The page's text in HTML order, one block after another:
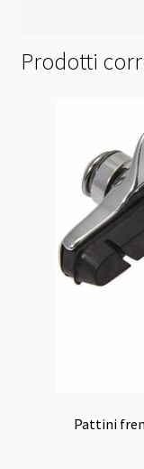
Prodotti
Pattini